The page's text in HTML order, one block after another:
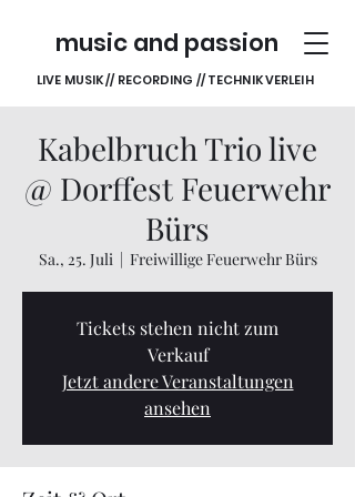
music and passion
LIVE MUSIK // RECORDING // TECHNIK VERLEIH
Kabelbruch Trio live
@ Dorffest Feuerwehr
Bürs
Sa., 25. Juli
  |
Freiwillige Feuerwehr Bürs
Tickets stehen nicht zum
Verkauf
Jetzt andere Veranstaltungen
ansehen